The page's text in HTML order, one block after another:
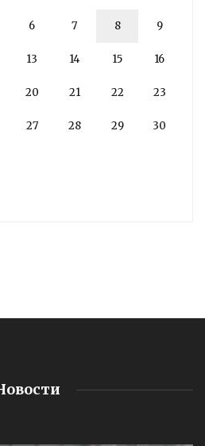
6 7 8 9
13 14 15 16
20 21 22 23
27 28 29 30